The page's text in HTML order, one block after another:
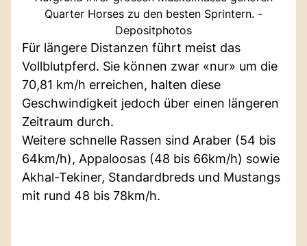
Quarter Horses zu den besten Sprintern. -
Depositphotos
Für längere Distanzen führt meist das
Vollblutpferd. Sie können zwar «nur» um die
70,81 km/h erreichen, halten diese
Geschwindigkeit jedoch über einen längeren
Zeitraum durch.
Weitere schnelle Rassen sind Araber (54 bis
64km/h), Appaloosas (48 bis 66km/h) sowie
Akhal-Tekiner, Standardbreds und Mustangs
mit rund 48 bis 78km/h.